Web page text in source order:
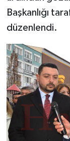
Başkanlığı
düzenlendi.